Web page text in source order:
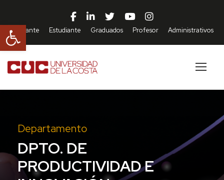
Abrir barra de herramientas
Aspirante Estudiante Graduados Profesor Administrativos
Departamento
DPTO. DE
PRODUCTIVIDAD E